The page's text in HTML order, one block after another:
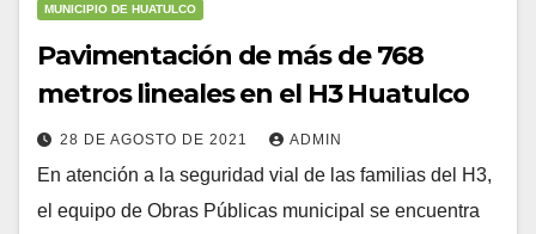
MUNICIPIO DE HUATULCO
Pavimentación de más de 768
metros lineales en el H3 Huatulco
28 DE AGOSTO DE 2021 ADMIN
En atención a la seguridad vial de las familias del H3,
el equipo de Obras Públicas municipal se encuentra